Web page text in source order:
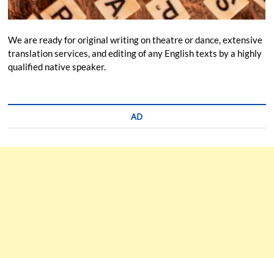
We are ready for original writing on theatre or dance, extensive
translation services, and editing of any English texts by a highly
qualified native speaker.
AD